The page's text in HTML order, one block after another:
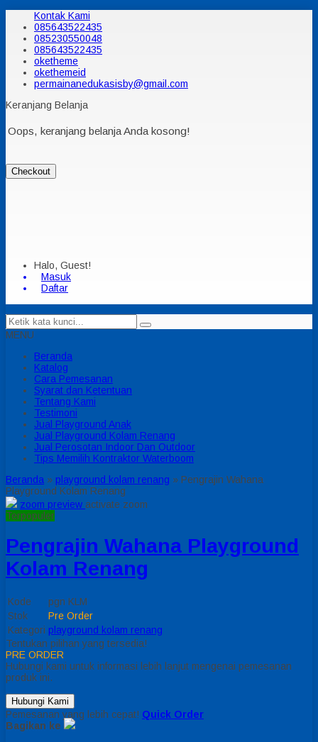
Kontak Kami
085643522435
085230550048
085643522435
oketheme
okethemeid
permainanedukasisby@gmail.com
Keranjang Belanja
Oops, keranjang belanja Anda kosong!
Checkout
Halo, Guest!
Masuk
Daftar
MENU
Beranda
Katalog
Cara Pemesanan
Syarat dan Ketentuan
Tentang Kami
Testimoni
Jual Playground Anak
Jual Playground Kolam Renang
Jual Perosotan Indoor Dan Outdoor
Tips Memilih Kontraktor Waterboom
Beranda » playground kolam renang » Pengrajin Wahana
Playground Kolam Renang
zoom preview activate zoom
Terpopuler
Pengrajin Wahana Playground
Kolam Renang
Kode
pgn KLM
Stok
Pre Order
Kategori playground kolam renang
Tentukan pilihan yang tersedia!
PRE ORDER
Hubungi kami untuk informasi lebih lanjut mengenai pemesanan
produk ini.
Hubungi Kami
Pemesanan yang lebih cepat! Quick Order
Bagikan ke